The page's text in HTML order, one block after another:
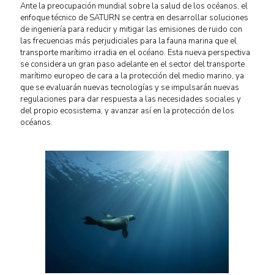
Ante la preocupación mundial sobre la salud de los océanos, el
enfoque técnico de SATURN se centra en desarrollar soluciones
de ingeniería para reducir y mitigar las emisiones de ruido con
las frecuencias más perjudiciales para la fauna marina que el
transporte marítimo irradia en el océano. Esta nueva perspectiva
se considera un gran paso adelante en el sector del transporte
marítimo europeo de cara a la protección del medio marino, ya
que se evaluarán nuevas tecnologías y se impulsarán nuevas
regulaciones para dar respuesta a las necesidades sociales y
del propio ecosistema, y avanzar así en la protección de los
océanos.